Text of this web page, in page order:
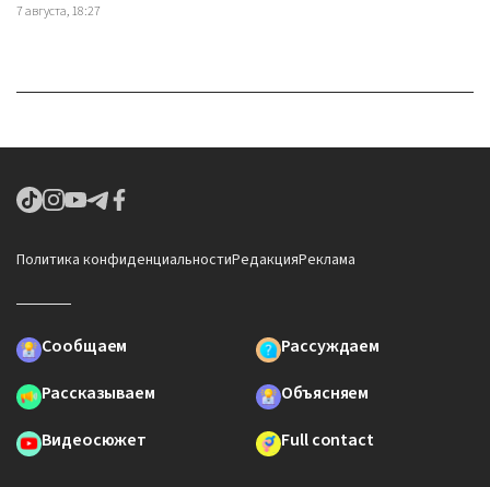
7 августа, 18:27
Политика конфиденциальностиРедакцияРеклама
Сообщаем
Рассуждаем
Рассказываем
Объясняем
Видеосюжет
Full contact